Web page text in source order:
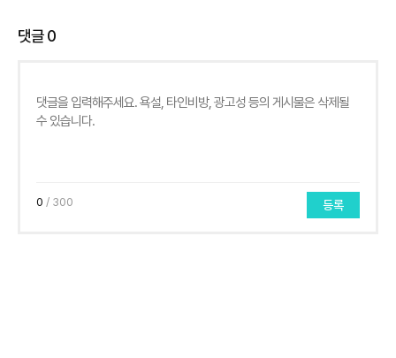
댓글0
0 / 300 등록